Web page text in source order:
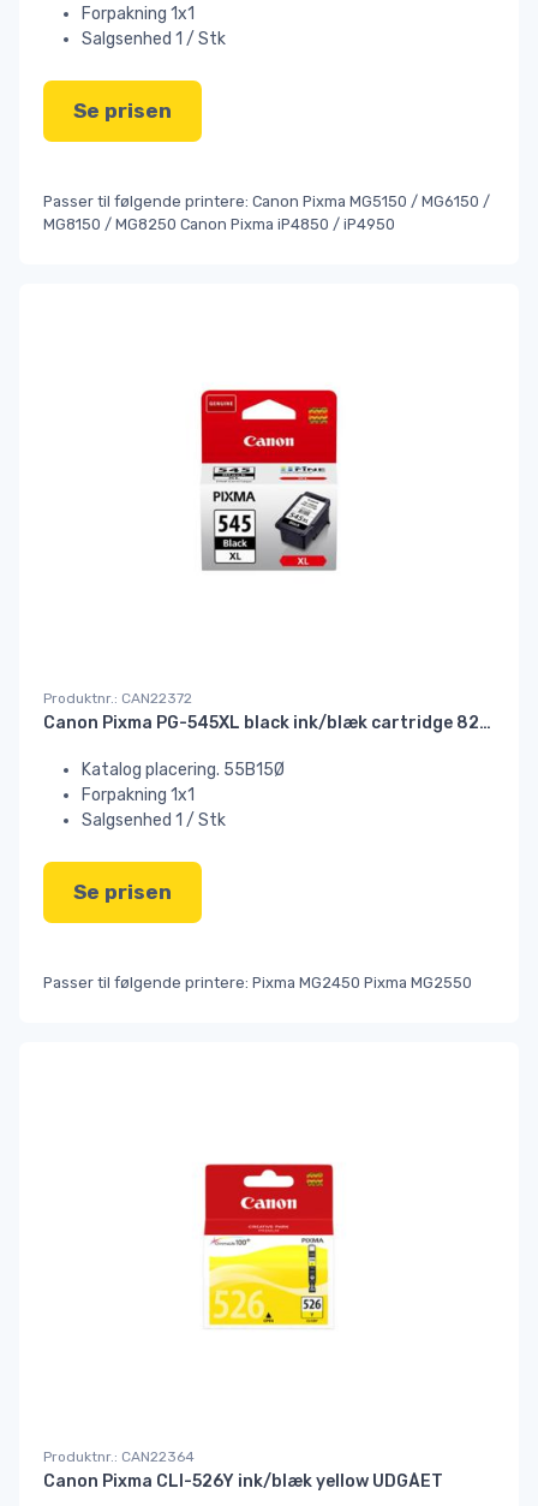
Forpakning 1x1
Salgsenhed 1 / Stk
Se prisen
Passer til følgende printere: Canon Pixma MG5150 / MG6150 /
MG8150 / MG8250 Canon Pixma iP4850 / iP4950
Produktnr.: CAN22372
Canon Pixma PG-545XL black ink/blæk cartridge 8286B004#
Katalog placering. 55B15Ø
Forpakning 1x1
Salgsenhed 1 / Stk
Se prisen
Passer til følgende printere: Pixma MG2450 Pixma MG2550
Produktnr.: CAN22364
Canon Pixma CLI-526Y ink/blæk yellow UDGÅET